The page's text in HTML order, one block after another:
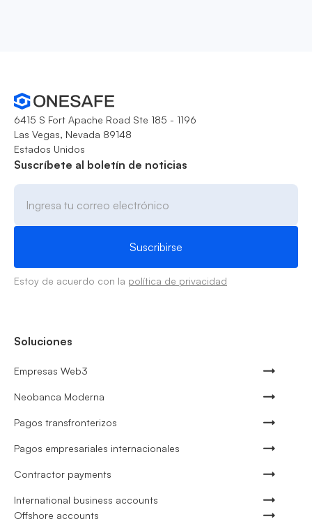
6415 S Fort Apache Road Ste 185 - 1196
Las Vegas, Nevada 89148
Estados Unidos
Suscríbete al boletín de noticias
Estoy de acuerdo con la política de privacidad
Soluciones
Empresas Web3
Neobanca Moderna
Pagos transfronterizos
Pagos empresariales internacionales
Contractor payments
International business accounts
Offshore accounts